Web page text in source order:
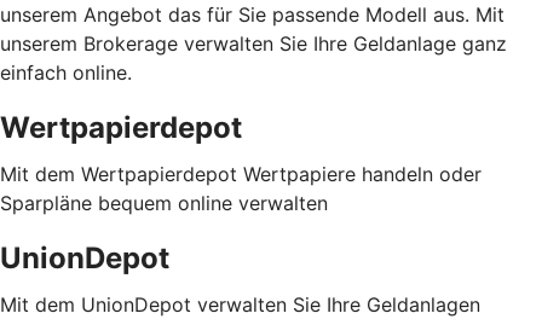
unserem Angebot das für Sie passende Modell aus. Mit
unserem Brokerage verwalten Sie Ihre Geldanlage ganz
einfach online.
Wertpapierdepot
Mit dem Wertpapierdepot Wertpapiere handeln oder
Sparpläne bequem online verwalten
UnionDepot
Mit dem UnionDepot verwalten Sie Ihre Geldanlagen